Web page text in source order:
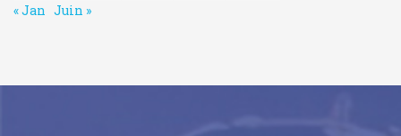
« Jan Juin »